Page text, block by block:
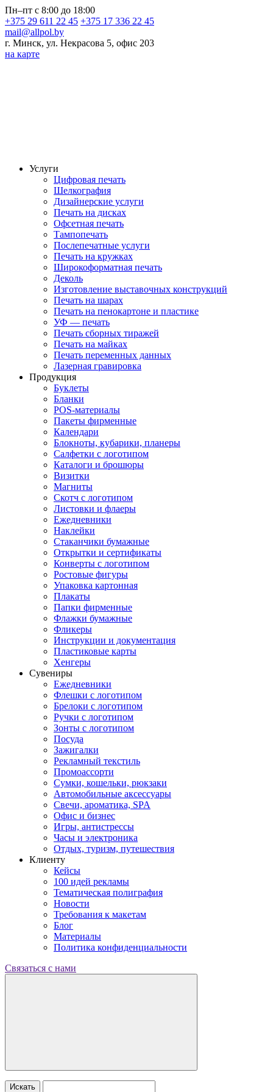
Пн–пт с 8:00 до 18:00
+375 29 611 22 45 +375 17 336 22 45
mail@allpol.by
г. Минск, ул. Некрасова 5, офис 203
на карте
Услуги
Цифровая печать
Шелкография
Дизайнерские услуги
Печать на дисках
Офсетная печать
Тампопечать
Послепечатные услуги
Печать на кружках
Широкоформатная печать
Деколь
Изготовление выставочных конструкций
Печать на шарах
Печать на пенокартоне и пластике
УФ — печать
Печать сборных тиражей
Печать на майках
Печать переменных данных
Лазерная гравировка
Продукция
Буклеты
Бланки
POS-материалы
Пакеты фирменные
Календари
Блокноты, кубарики, планеры
Салфетки с логотипом
Каталоги и брошюры
Визитки
Магниты
Скотч с логотипом
Листовки и флаеры
Ежедневники
Наклейки
Стаканчики бумажные
Открытки и сертификаты
Конверты с логотипом
Ростовые фигуры
Упаковка картонная
Плакаты
Папки фирменные
Флажки бумажные
Фликеры
Инструкции и документация
Пластиковые карты
Хенгеры
Сувениры
Ежедневники
Флешки с логотипом
Брелоки с логотипом
Ручки с логотипом
Зонты с логотипом
Посуда
Зажигалки
Рекламный текстиль
Промоассорти
Сумки, кошельки, рюкзаки
Автомобильные аксессуары
Свечи, ароматика, SPA
Офис и бизнес
Игры, антистрессы
Часы и электроника
Отдых, туризм, путешествия
Клиенту
Кейсы
100 идей рекламы
Тематическая полиграфия
Новости
Требования к макетам
Блог
Материалы
Политика конфиденциальности
Связаться с нами
Искать